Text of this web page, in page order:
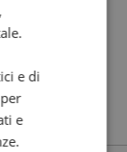
e di
e